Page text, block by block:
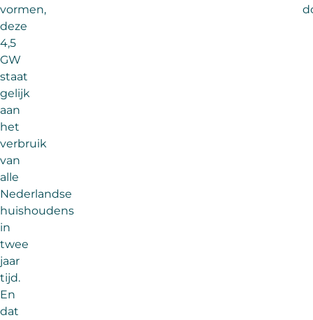
vormen,
deze
4,5
GW
staat
gelijk
aan
het
verbruik
van
alle
Nederlandse
huishoudens
in
twee
jaar
tijd.
En
dat